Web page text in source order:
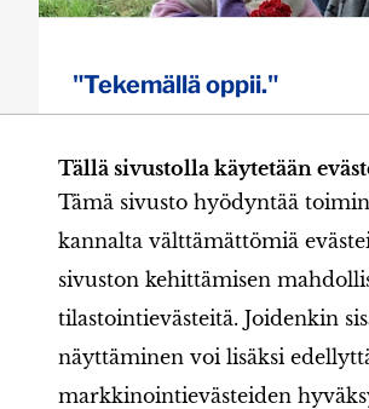
Tällä sivustolla käytetään
Tämä sivusto hyödyntää
kannalta välttämättömiä
sivuston kehittämisen
tilastointievästeitä. Joidenkin
näyttäminen voi lisäksi
markkinointievästeiden
"Tekemällä oppii."
Päivi A.
LC Loppi/Maijastiinat
Lue lisää